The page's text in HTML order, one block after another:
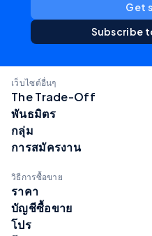
Get
Subscribe
เว็บไซต์อื่นๆ
The Trade-Off
พันธมิตร
กลุ่ม
การสมัครงาน
วิธีการซื้อขาย
ราคา
บัญชีซื้อขาย
โปร